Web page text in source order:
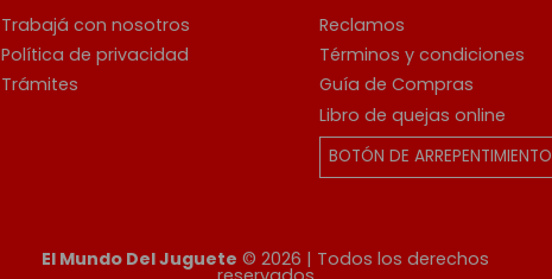
Trabajá con nosotros
Política de privacidad
Trámites
Reclamos
Términos y condiciones
Guía de Compras
Libro de quejas online
BOTÓN DE ARREPENTIMIENTO
El Mundo Del Juguete © 2026 | Todos los derechos